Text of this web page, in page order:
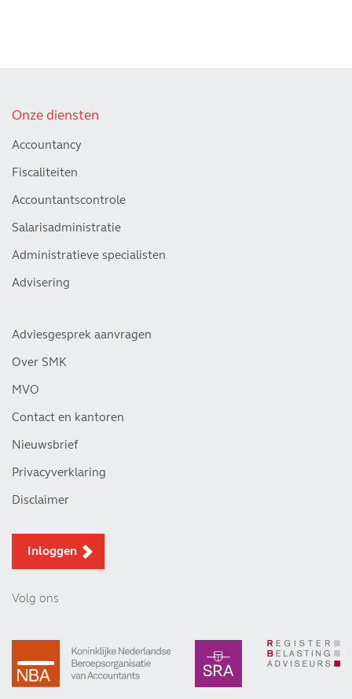
Onze diensten
Accountancy
Fiscaliteiten
Accountantscontrole
Salarisadministratie
Administratieve specialisten
Advisering
Adviesgesprek aanvragen
Over SMK
MVO
Contact en kantoren
Nieuwsbrief
Privacyverklaring
Disclaimer
Inloggen
Volg ons